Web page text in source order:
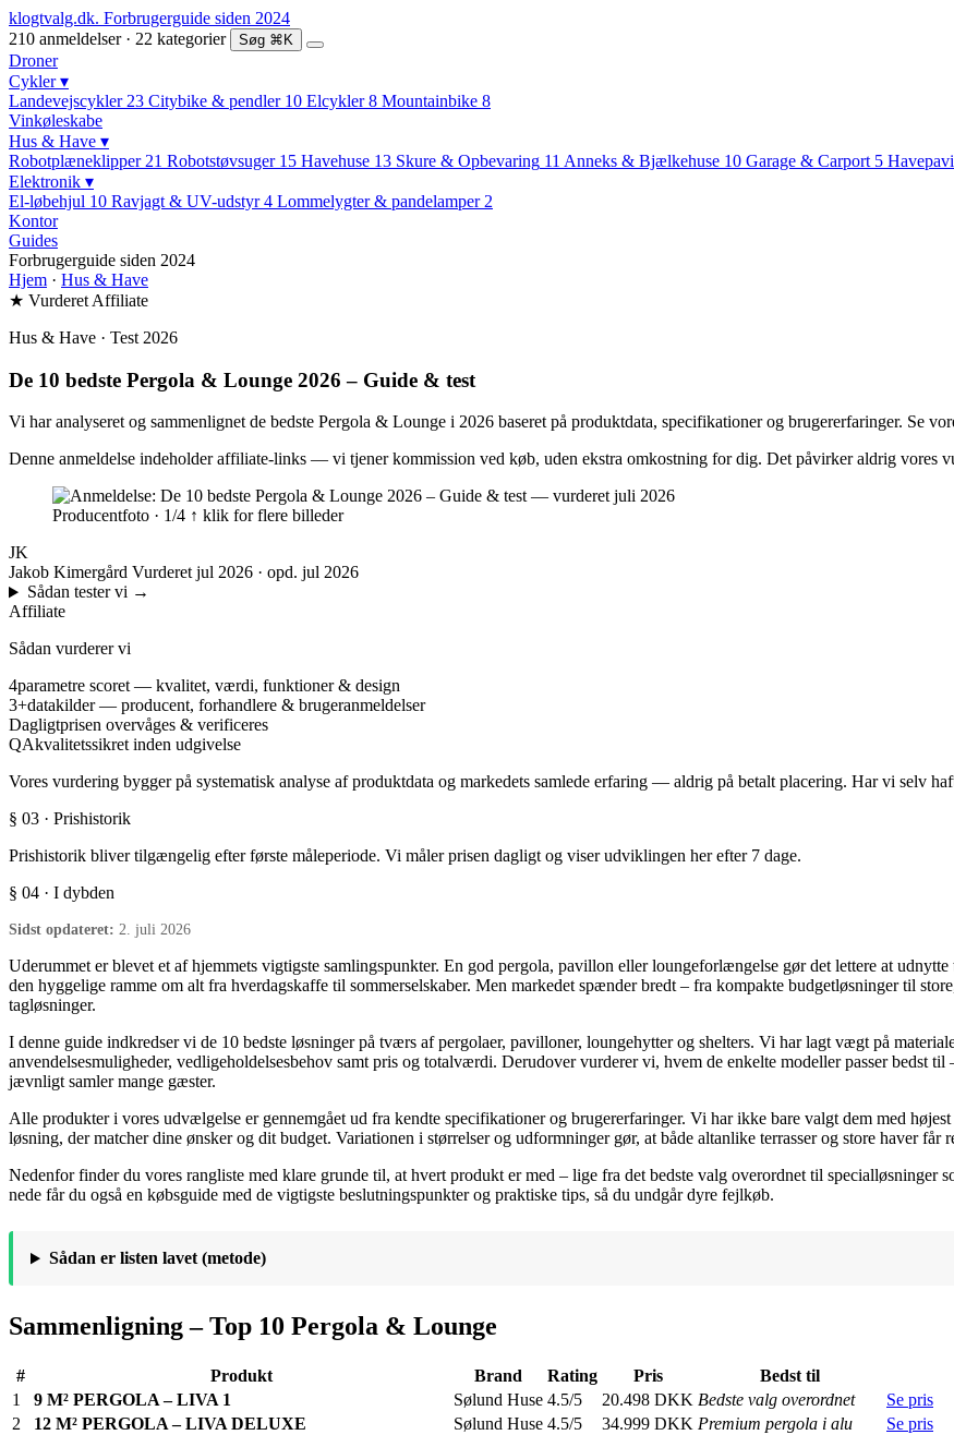
klogtvalg.dk. Forbrugerguide siden 2024
210 anmeldelser · 22 kategorier
Søg ⌘K
Droner
Cykler▾
Landevejscykler 23 Citybike & pendler 10 Elcykler 8 Mountainbike 8
Vinkøleskabe
Hus & Have ▾
Robotplæneklipper 21 Robotstøvsuger 15 Havehuse 13 Skure & Opbevaring 11 Anneks & Bjælkehuse 10 Garage & Carport 5
Elektronik ▾
El-løbehjul 10 Ravjagt & UV-udstyr 4 Lommelygter & pandelamper 2
Kontor
Guides
Forbrugerguide siden 2024
Hjem · Hus & Have
★ Vurderet Affiliate
Hus & Have · Test 2026
De 10 bedste Pergola & Lounge 2026 – Guide & test
Vi har analyseret og sammenlignet de bedste Pergola & Lounge i 2026 baseret på produktdata, specifikationer og brugererfaringer. Se
Denne anmeldelse indeholder affiliate-links — vi tjener kommission ved køb, uden ekstra omkostning for dig. Det påvirker aldrig vores
Producentfoto · 1/4 ↑ klik for flere billeder
JK
Jakob Kimergård Vurderet jul 2026 · opd. jul 2026
Sådan tester vi →
Affiliate
Sådan vurderer vi
4parametre scoret — kvalitet, værdi, funktioner & design
3+datakilder — producent, forhandlere & brugeranmeldelser
Dagligtprisen overvåges & verificeres
QAkvalitetssikret inden udgivelse
Vores vurdering bygger på systematisk analyse af produktdata og markedets samlede erfaring — aldrig på betalt placering. Har vi selv
§ 03 · Prishistorik
Prishistorik bliver tilgængelig efter første måleperiode. Vi måler prisen dagligt og viser udviklingen her efter 7 dage.
§ 04 · I dybden
Sidst opdateret: 2. juli 2026
Uderummet er blevet et af hjemmets vigtigste samlingspunkter. En god pergola, pavillon eller loungeforlængelse gør det lettere at
den hyggelige ramme om alt fra hverdagskaffe til sommerselskaber. Men markedet spænder bredt – fra kompakte budgetløsninger til
tagløsninger.
I denne guide indkredser vi de 10 bedste løsninger på tværs af pergolaer, pavilloner, loungehytter og shelters. Vi har lagt vægt på
anvendelsesmuligheder, vedligeholdelsesbehov samt pris og totalværdi. Derudover vurderer vi, hvem de enkelte modeller passer bedst
jævnligt samler mange gæster.
Alle produkter i vores udvælgelse er gennemgået ud fra kendte specifikationer og brugererfaringer. Vi har ikke bare valgt dem med
løsning, der matcher dine ønsker og dit budget. Variationen i størrelser og udformninger gør, at både altanlike terrasser og store haver får
Nedenfor finder du vores rangliste med klare grunde til, at hvert produkt er med – lige fra det bedste valg overordnet til
nede får du også en købsguide med de vigtigste beslutningspunkter og praktiske tips, så du undgår dyre fejlkøb.
Sådan er listen lavet (metode)
Sammenligning – Top 10 Pergola & Lounge
# Produkt Brand Rating Pris
Bedst til
1
9 M² PERGOLA – LIVA 1 Sølund Huse 4.5/5 20.498 DKK Bedste valg overordnet
Se pris
2
12 M² PERGOLA – LIVA DELUXE Sølund Huse 4.5/5 34.999 DKK Premium pergola i alu
Se pris